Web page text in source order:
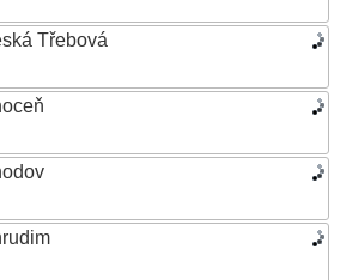
Třebová